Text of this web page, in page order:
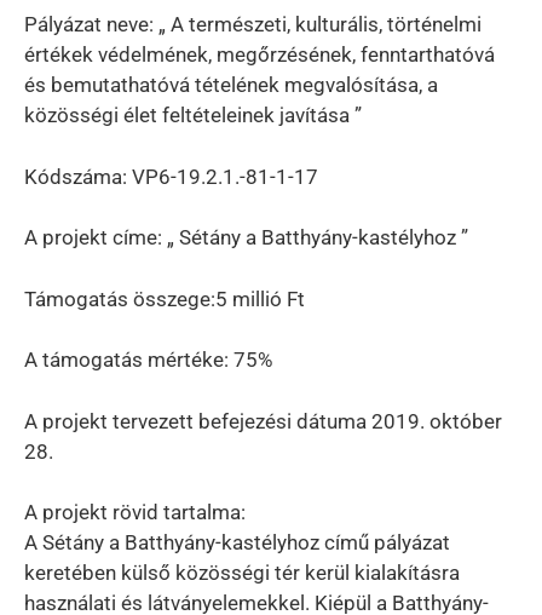
Pályázat neve: „ A természeti, kulturális, történelmi
értékek védelmének, megőrzésének, fenntarthatóvá
és bemutathatóvá tételének megvalósítása, a
közösségi élet feltételeinek javítása ”
Kódszáma: VP6-19.2.1.-81-1-17
A projekt címe: „ Sétány a Batthyány-kastélyhoz ”
Támogatás összege:5 millió Ft
A támogatás mértéke: 75%
A projekt tervezett befejezési dátuma 2019. október
28.
A projekt rövid tartalma:
A Sétány a Batthyány-kastélyhoz című pályázat
keretében külső közösségi tér kerül kialakításra
használati és látványelemekkel. Kiépül a Batthyány-